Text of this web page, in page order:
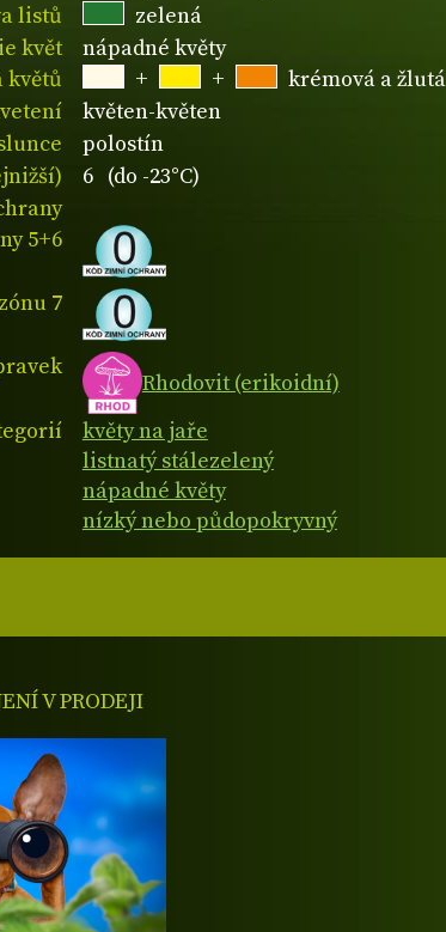
listů
zelená
květ
nápadné květy
květů
+ +
krémová a
květen-květen
polostín
6 (do -23°C)
5+6
7
Rhodovit (erikoidní)
květy na jaře
listnatý stálezelený
nápadné květy
nízký nebo půdopokryvný
V PRODEJI